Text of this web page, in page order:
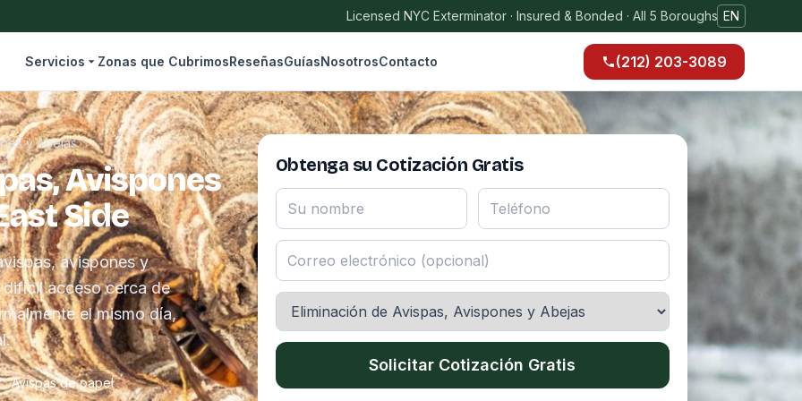
Licensed NYC Exterminator · Insured & Bonded · All 5 Boroughs EN
Servicios Zonas que CubrimosReseñasGuíasNosotrosContacto (212) 203-3089
y Abejas
Avispones
Side
avispones y
difícil acceso cerca de
el mismo día,
Avispas de papel
Obtenga su Cotización Gratis
Solicitar Cotización Gratis